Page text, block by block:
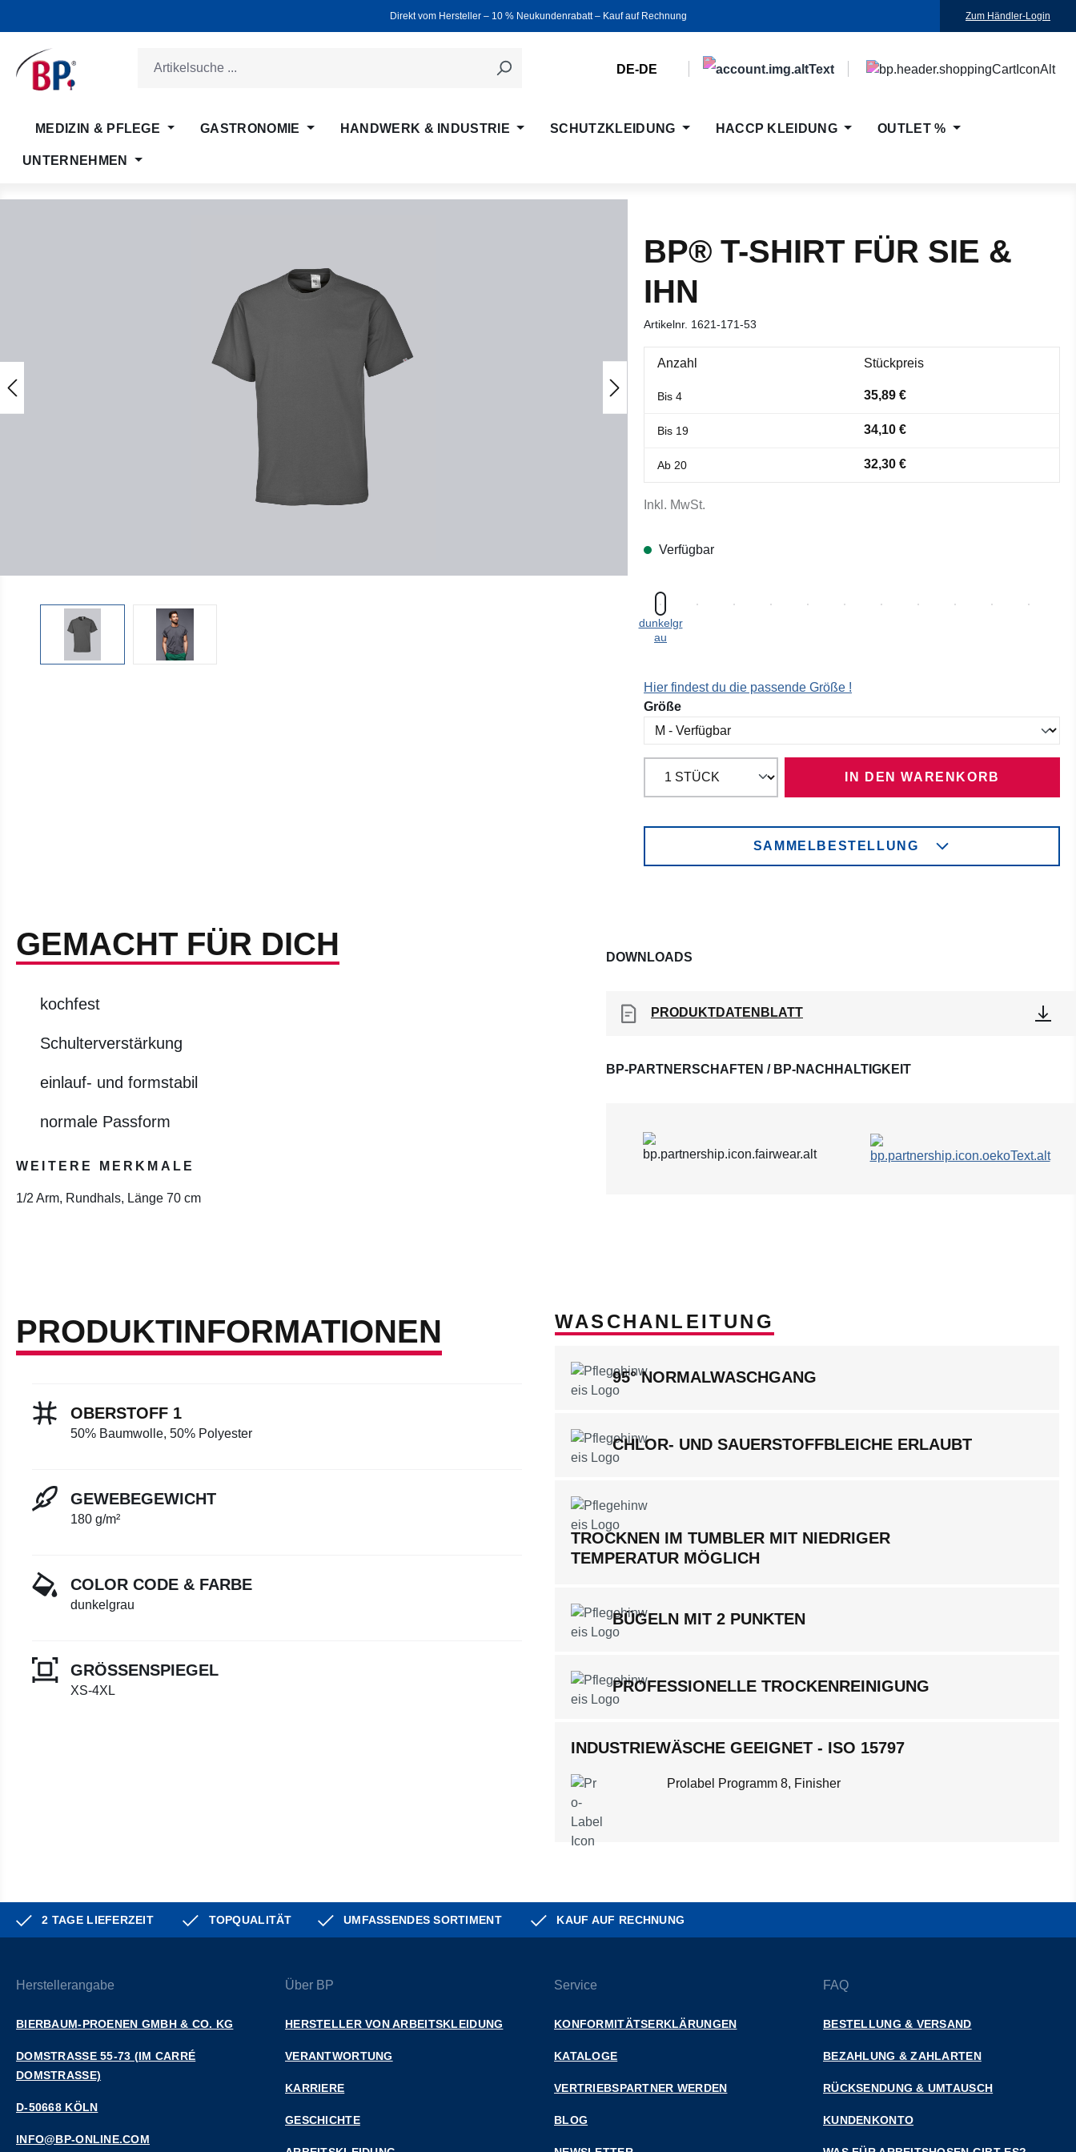
Direkt vom Hersteller ‒ 10 % Neukundenrabatt ‒ Kauf auf Rechnung Zum Händler-Login
DE-DE
MEDIZIN & PFLEGE GASTRONOMIE HANDWERK & INDUSTRIE SCHUTZKLEIDUNG HACCP KLEIDUNG OUTLET %
UNTERNEHMEN
BP® T-SHIRT FÜR SIE &
IHN
Artikelnr. 1621-171-53
Anzahl Stückpreis
Bis 4 35,89 €
Bis 19 34,10 €
Ab 20 32,30 €
Inkl. MwSt.
Verfügbar
dunkelgr
au
Hier findest du die passende Größe !
Größeauswählen
IN DEN WARENKORB
SAMMELBESTELLUNG
GEMACHT FÜR DICH
kochfest
Schulterverstärkung
einlauf- und formstabil
normale Passform
WEITERE MERKMALE
1/2 Arm, Rundhals, Länge 70 cm
DOWNLOADS
PRODUKTDATENBLATT
BP-PARTNERSCHAFTEN / BP-NACHHALTIGKEIT
PRODUKTINFORMATIONEN
OBERSTOFF 1
50% Baumwolle, 50% Polyester
GEWEBEGEWICHT
180 g/m²
COLOR CODE & FARBE
dunkelgrau
GRÖSSENSPIEGEL
XS-4XL
WASCHANLEITUNG
95° NORMALWASCHGANG
CHLOR- UND SAUERSTOFFBLEICHE ERLAUBT
TROCKNEN IM TUMBLER MIT NIEDRIGER
TEMPERATUR MÖGLICH
BÜGELN MIT 2 PUNKTEN
PROFESSIONELLE TROCKENREINIGUNG
INDUSTRIEWÄSCHE GEEIGNET - ISO 15797
Prolabel Programm 8, Finisher
2 TAGE LIEFERZEIT TOPQUALITÄT UMFASSENDES SORTIMENT KAUF AUF RECHNUNG
Herstellerangabe
BIERBAUM-PROENEN GMBH & CO. KG
DOMSTRASSE 55-73 (IM CARRÉ D
OMSTRASSE)
D-50668 KÖLN
INFO@BP-ONLINE.COM
Über BP
HERSTELLER VON ARBEITSKLEIDUNG
VERANTWORTUNG
KARRIERE
GESCHICHTE
Service
KONFORMITÄTSERKLÄRUNGEN
KATALOGE
VERTRIEBSPARTNER WERDEN
BLOG
FAQ
BESTELLUNG & VERSAND
BEZAHLUNG & ZAHLARTEN
RÜCKSENDUNG & UMTAUSCH
KUNDENKONTO